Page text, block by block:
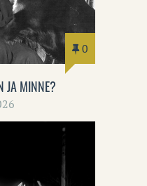
0
JA MINNE?